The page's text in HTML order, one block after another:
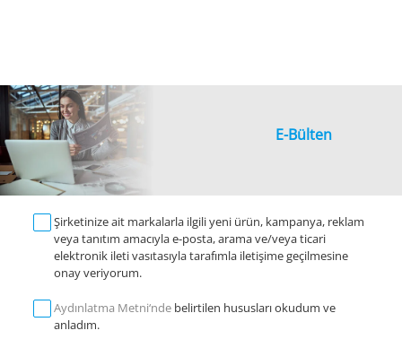
E-Bülten
Şirketinize ait markalarla ilgili yeni ürün, kampanya, reklam
veya tanıtım amacıyla e-posta, arama ve/veya ticari
elektronik ileti vasıtasıyla tarafımla iletişime geçilmesine
onay veriyorum.
Aydınlatma Metni‘nde belirtilen hususları okudum ve
anladım.